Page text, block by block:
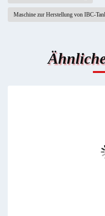
Maschine zur Herstellung von IBC-